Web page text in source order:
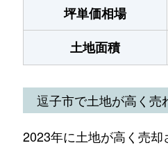
坪単価相場
土地面積
逗子市で土地が高く売
2023年に土地が高く売却